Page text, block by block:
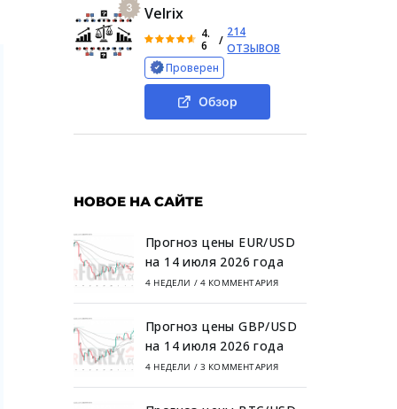
3 Velrix
4.
6
/
214
ОТЗЫВОВ
Проверен
Обзор
НОВОЕ НА САЙТЕ
Прогноз цены EUR/USD
на 14 июля 2026 года
4 НЕДЕЛИ / 4 КОММЕНТАРИЯ
Прогноз цены GBP/USD
на 14 июля 2026 года
4 НЕДЕЛИ / 3 КОММЕНТАРИЯ